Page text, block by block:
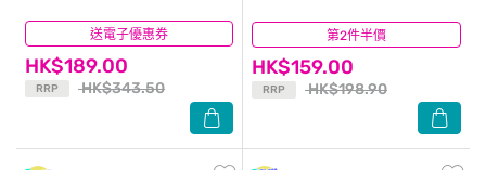
送電子優惠券
HK$189.00
RRP HK$343.50
(33) 第2件半價
HK$159.00
RRP HK$198.90
(0)